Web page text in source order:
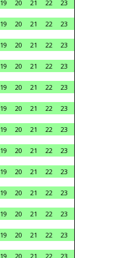
19 20 21 22
23
19 20 21 22
23
19 20 21 22
23
19 20 21 22
23
19 20 21 22
23
19 20 21 22
23
19 20 21 22
23
19 20 21 22
23
19 20 21 22
23
19 20 21 22
23
19 20 21 22
23
19 20 21 22
23
19 20 21 22
23